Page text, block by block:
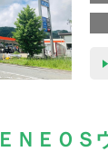
ＥＮＥＯＳ